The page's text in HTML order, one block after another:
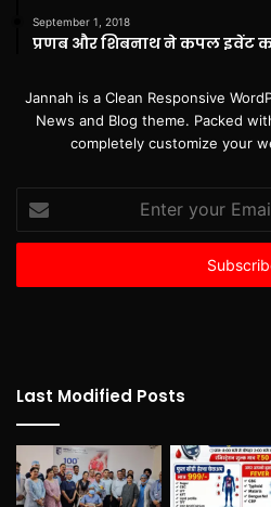
September 1, 2018
प्रणब और शिबनाथ ने कपल इवेंट
Jannah is a Clean Responsive
News and Blog theme. Packed
completely customize your
Enter
your
Email
Last Modified Posts